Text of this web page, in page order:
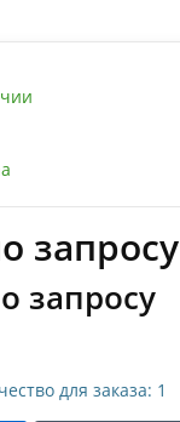
запросу
запросу
для заказа: 1